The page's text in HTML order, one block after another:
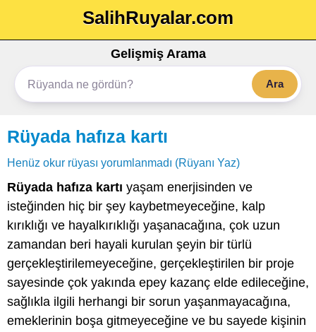
SalihRuyalar.com
Gelişmiş Arama
Ara
Rüyada hafıza kartı
Henüz okur rüyası yorumlanmadı (Rüyanı Yaz)
Rüyada hafıza kartı yaşam enerjisinden ve
isteğinden hiç bir şey kaybetmeyeceğine, kalp
kırıklığı ve hayalkırıklığı yaşanacağına, çok uzun
zamandan beri hayali kurulan şeyin bir türlü
gerçekleştirilemeyeceğine, gerçekleştirilen bir proje
sayesinde çok yakında epey kazanç elde edileceğine,
sağlıkla ilgili herhangi bir sorun yaşanmayacağına,
emeklerinin boşa gitmeyeceğine ve bu sayede kişinin